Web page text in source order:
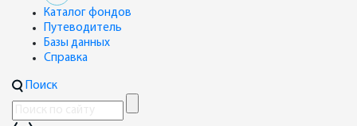
Каталог фондов
Путеводитель
Базы данных
Справка
Поиск